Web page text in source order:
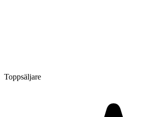
Toppsäljare